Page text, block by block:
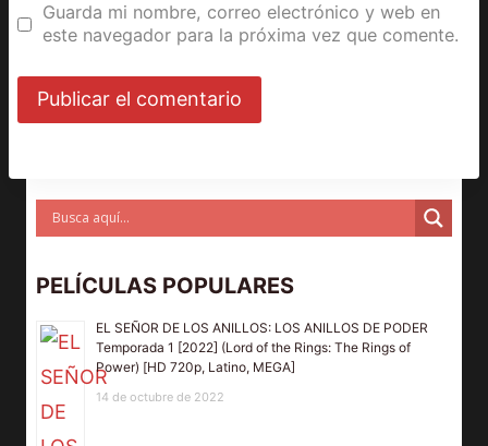
Guarda mi nombre, correo electrónico y web en
este navegador para la próxima vez que comente.
PELÍCULAS POPULARES
EL SEÑOR DE LOS ANILLOS: LOS ANILLOS DE PODER
Temporada 1 [2022] (Lord of the Rings: The Rings of
Power) [HD 720p, Latino, MEGA]
14 de octubre de 2022